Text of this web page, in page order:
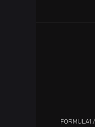
FORMULA1